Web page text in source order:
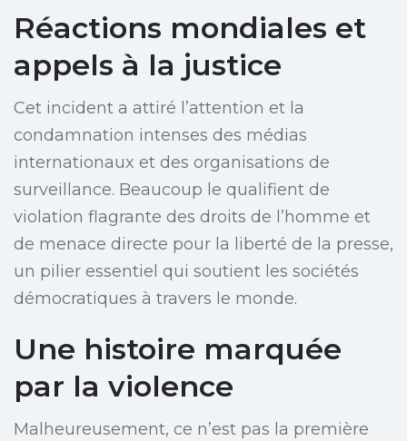
Réactions mondiales et
appels à la justice
Cet incident a attiré l’attention et la
condamnation intenses des médias
internationaux et des organisations de
surveillance. Beaucoup le qualifient de
violation flagrante des droits de l’homme et
de menace directe pour la liberté de la presse,
un pilier essentiel qui soutient les sociétés
démocratiques à travers le monde.
Une histoire marquée
par la violence
Malheureusement, ce n’est pas la première